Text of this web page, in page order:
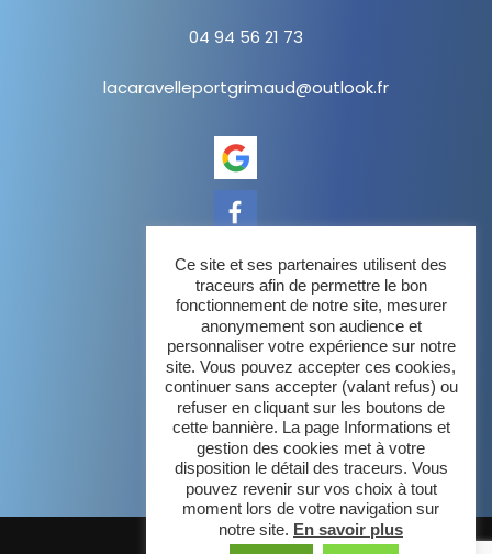
04 94 56 21 73
lacaravelleportgrimaud@outlook.fr
La Caravelle
Notre cuisine
Galerie
Actualités et contact
Ce site et ses partenaires utilisent des
traceurs afin de permettre le bon
fonctionnement de notre site, mesurer
anonymement son audience et
personnaliser votre expérience sur notre
site. Vous pouvez accepter ces cookies,
continuer sans accepter (valant refus) ou
refuser en cliquant sur les boutons de
cette bannière. La page Informations et
gestion des cookies met à votre
disposition le détail des traceurs. Vous
pouvez revenir sur vos choix à tout
moment lors de votre navigation sur
notre site. En savoir plus